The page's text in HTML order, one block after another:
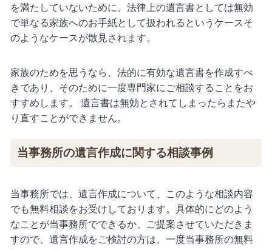
を満たしていないために、法律上の遺言書としては無効
で単なる家族へのお手紙として扱われるというケースそ
のようなケースが散見されます。
家族のためを思うなら、法的に有効な遺言書を作成すべ
きであり、そのために一度専門家にご相談することをお
すすめします。
遺言書は無効とされてしまったらまたや
り直すことができません。
当事務所の遺言作成に関する相談事例
当事務所では、遺言作成について、このような相談内容
でも無料相談をお受けしております。具体的にどのよう
なことが当事務所でできるか、ご提案させていただきま
すので、遺言作成をご検討の方は、一度当事務所の無料